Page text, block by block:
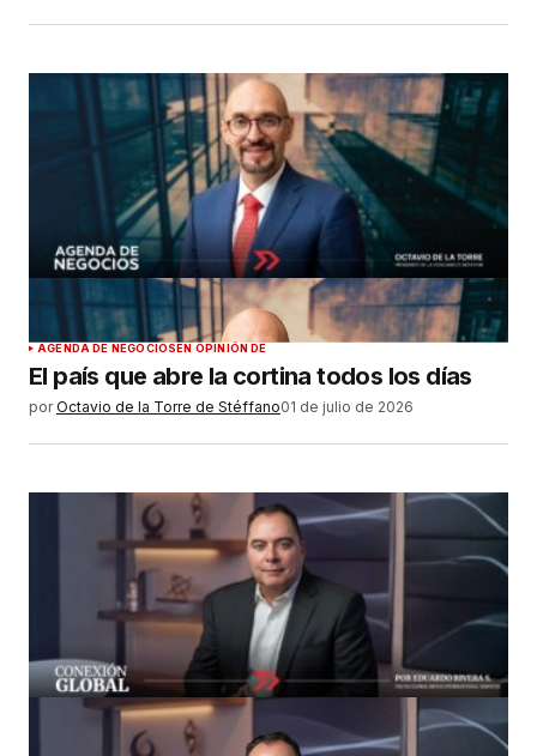
AGENDA DE NEGOCIOSEN OPINIÓN DE
El país que abre la cortina todos los días
por Octavio de la Torre de Stéffano01 de julio de 2026